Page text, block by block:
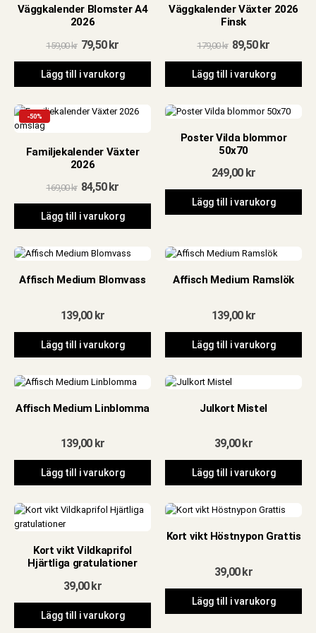
Väggkalender Blomster A4
2026
159,00kr Det
ursprungliga
var:
159,00 kr.
79,50krDet
är:
79,50 kr.
Lägg till i varukorg
Väggkalender Växter 2026
Finsk
179,00kr Det
ursprungliga
var:
179,00 kr.
89,50krDet
är:
89,50 kr.
Lägg till i varukorg
-50%
Familjekalender Växter
2026
169,00kr Det
ursprungliga
priset
var:
169,00 kr.
84,50krDet
är:
84,50 kr.
Lägg till i varukorg
Poster Vilda blommor
50x70
249,00 kr
Lägg till i varukorg
Affisch Medium Blomvass
139,00 kr
Lägg till i varukorg
Affisch Medium Ramslök
139,00 kr
Lägg till i varukorg
Affisch Medium Linblomma
139,00 kr
Lägg till i varukorg
Julkort Mistel
39,00kr
Lägg till i varukorg
Kort vikt Vildkaprifol
Hjärtliga gratulationer
39,00kr
Lägg till i varukorg
Kort vikt Höstnypon Grattis
39,00kr
Lägg till i varukorg